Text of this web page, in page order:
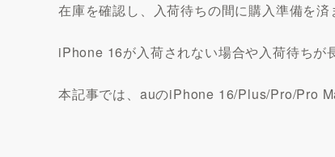
在庫を確認し、入荷待ちの間に購入準備を済
iPhone 16が入荷されない場合や入荷待ちが
本記事では、auのiPhone 16/Plus/Pro/Pro